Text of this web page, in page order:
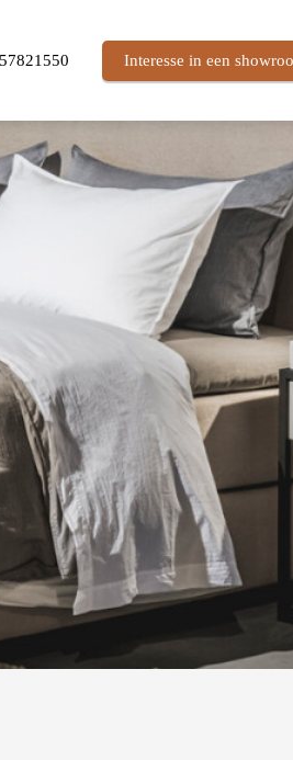
Interesse in een